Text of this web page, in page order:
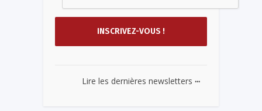
Lire les dernières newsletters ...